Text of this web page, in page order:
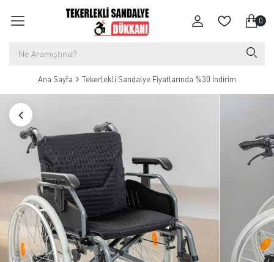
0
Ana Sayfa Tekerlekli Sandalye Fiyatlarında %30 İndirim